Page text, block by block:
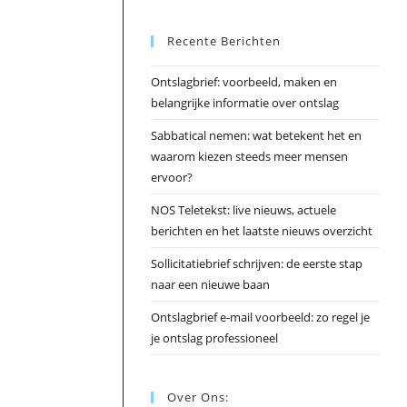
Recente Berichten
Ontslagbrief: voorbeeld, maken en
belangrijke informatie over ontslag
Sabbatical nemen: wat betekent het en
waarom kiezen steeds meer mensen
ervoor?
NOS Teletekst: live nieuws, actuele
berichten en het laatste nieuws overzicht
Sollicitatiebrief schrijven: de eerste stap
naar een nieuwe baan
Ontslagbrief e-mail voorbeeld: zo regel je
je ontslag professioneel
Over Ons: